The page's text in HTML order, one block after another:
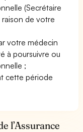
(Secrétaire
de votre
votre médecin
à poursuivre ou
;
cette période
l’Assurance